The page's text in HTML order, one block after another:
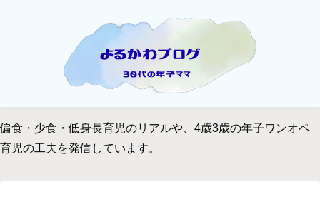
偏食・少食・低身長育児のリアルや、4歳3歳の年子ワンオペ
育児の工夫を発信しています。